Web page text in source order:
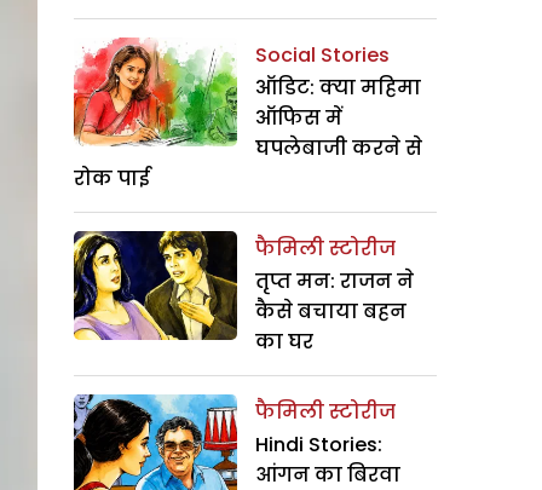
Social Stories
ऑडिट: क्या महिमा
ऑफिस में
घपलेबाजी करने से
रोक पाई
फैमिली स्टोरीज
तृप्त मन: राजन ने
कैसे बचाया बहन
का घर
फैमिली स्टोरीज
Hindi Stories:
आंगन का बिरवा